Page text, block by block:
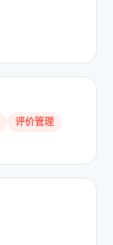
评价管理